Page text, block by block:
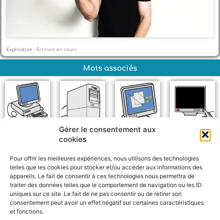
Gérer le consentement aux
cookies
Pour offrir les meilleures expériences, nous utilisons des technologies
telles que les cookies pour stocker et/ou accéder aux informations des
appareils. Le fait de consentir à ces technologies nous permettra de
traiter des données telles que le comportement de navigation ou les ID
uniques sur ce site. Le fait de ne pas consentir ou de retirer son
consentement peut avoir un effet négatif sur certaines caractéristiques
et fonctions.
Explication : Écriture en cours
Mots associés
Unité centrale Écran Éteindre